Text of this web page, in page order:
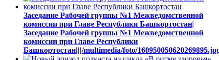
Заседание Рабочей группы №1 Межведомственной
комиссии при Главе Республики Башкортостан|
Заседание Рабочей группы №1 Межведомственной
комиссии при Главе Республики
Башкортостан|||/multimedia/foto/